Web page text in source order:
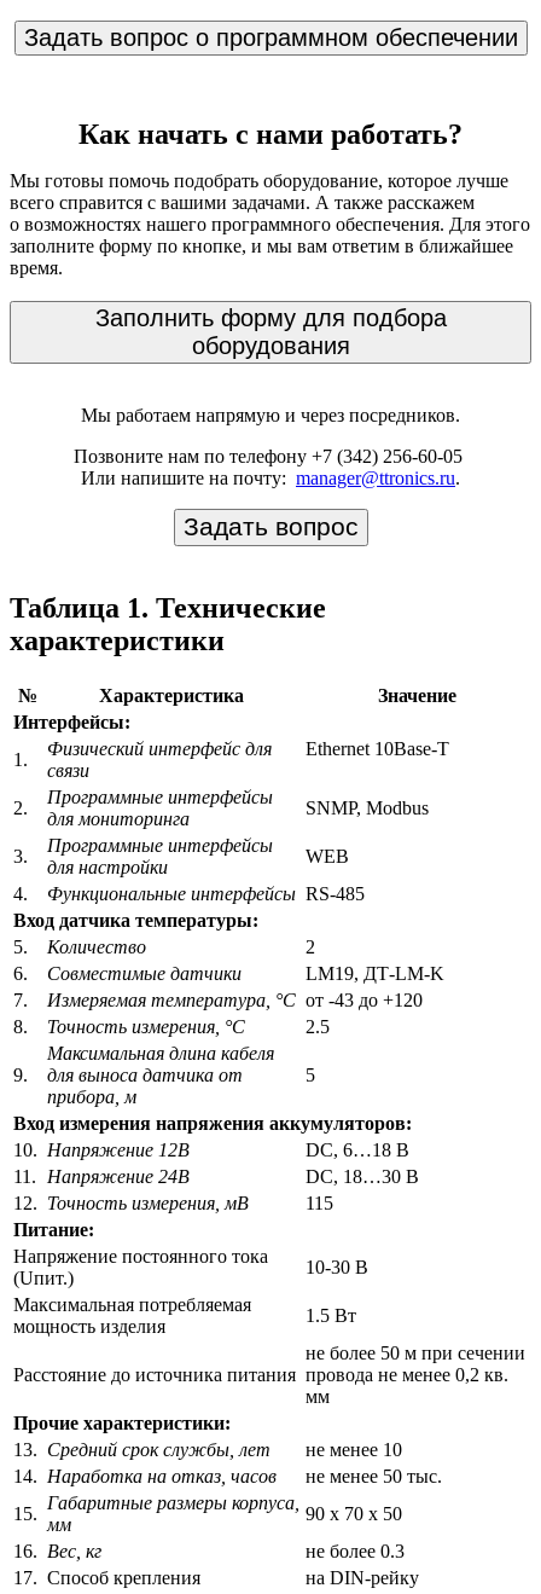
Задать вопрос о программном обеспечении
Как начать с нами работать?
Мы готовы помочь подобрать оборудование, которое лучше
всего справится с вашими задачами. А также расскажем
о возможностях нашего программного обеспечения. Для этого
заполните форму по кнопке, и мы вам ответим в ближайшее
время.
Заполнить форму для подбора
оборудования
Мы работаем напрямую и через посредников.
Позвоните нам по телефону +7 (342) 256-60-05
Или напишите на почту: manager@ttronics.ru.
Задать вопрос
Таблица 1. Технические
характеристики
№ Характеристика
Значение
Интерфейсы:
1.
Физический интерфейс для
связи
Ethernet 10Base-T
2.
Программные интерфейсы
для мониторинга
SNMP, Modbus
3.
Программные интерфейсы
для настройки
WEB
4.
Функциональные интерфейсы RS-485
Вход датчика температуры:
5.
Количество
2
6.
Совместимые датчики
LM19, ДТ-LM-K
7.
Измеряемая температура, °С от -43 до +120
8.
Точность измерения, °С 2.5
9.
Максимальная длина кабеля
для выноса датчика от
прибора, м
5
Вход измерения напряжения аккумуляторов:
10. Напряжение 12В
DC, 6…18 В
11.
Напряжение 24В
DC, 18…30 В
12. Точность измерения, мВ
115
Питание:
Напряжение постоянного тока
(Uпит.)
10-30 В
Максимальная потребляемая
мощность изделия
1.5 Вт
Расстояние до источника питания
не более 50 м при сечении
провода не менее 0,2 кв.
мм
Прочие характеристики:
13. Средний срок службы, лет
не менее 10
14. Наработка на отказ, часов
не менее 50 тыс.
15.
Габаритные размеры корпуса,
мм
90 х 70 х 50
16. Вес, кг
не более 0.3
17. Способ крепления на DIN-рейку